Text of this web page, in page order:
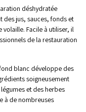
déshydratée
jus, sauces, fonds et
Facile à utiliser, il
de la restauration
blanc développe des
soigneusement
et des herbes
à de nombreuses